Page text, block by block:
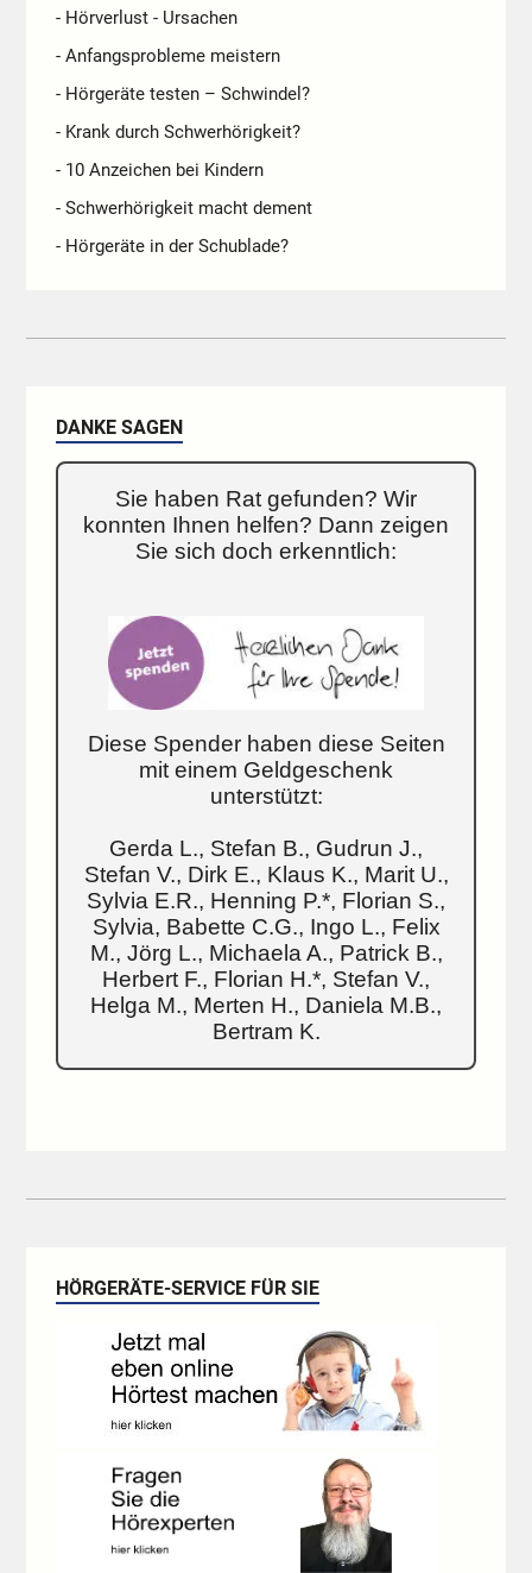
- Hörverlust - Ursachen
- Anfangsprobleme meistern
- Hörgeräte testen – Schwindel?
- Krank durch Schwerhörigkeit?
- 10 Anzeichen bei Kindern
- Schwerhörigkeit macht dement
- Hörgeräte in der Schublade?
DANKE SAGEN
Sie haben Rat gefunden? Wir
konnten Ihnen helfen? Dann zeigen
Sie sich doch erkenntlich:
Diese Spender haben diese Seiten
mit einem Geldgeschenk
unterstützt:
Gerda L., Stefan B., Gudrun J.,
Stefan V., Dirk E., Klaus K., Marit U.,
Sylvia E.R., Henning P.*, Florian S.,
Sylvia, Babette C.G., Ingo L., Felix
M., Jörg L., Michaela A., Patrick B.,
Herbert F., Florian H.*, Stefan V.,
Helga M., Merten H., Daniela M.B.,
Bertram K.
HÖRGERÄTE-SERVICE FÜR SIE